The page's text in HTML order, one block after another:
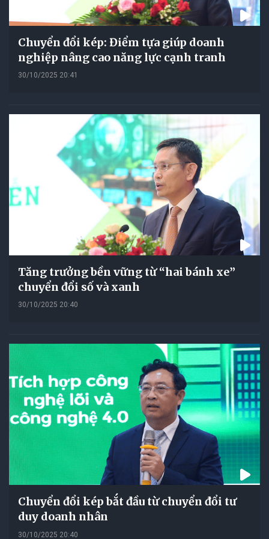
Chuyển đổi kép: Điểm tựa giúp doanh
nghiệp nâng cao năng lực cạnh tranh
30/10/2025 20:41
Tăng trưởng bền vững từ “hai bánh xe”
chuyển đổi số và xanh
30/10/2025 20:40
Chuyển đổi kép bắt đầu từ chuyển đổi tư
duy doanh nhân
30/10/2025 20:40